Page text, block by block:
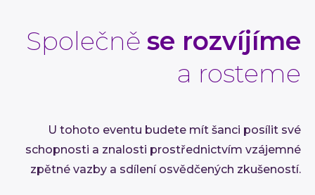
Společně se rozvíjíme
a rosteme
U tohoto eventu budete mít šanci posílit své
schopnosti a znalosti prostřednictvím vzájemné
zpětné vazby a sdílení osvědčených zkušeností.